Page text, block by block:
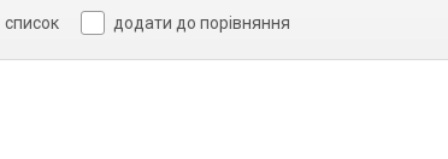
список
додати до порівняння